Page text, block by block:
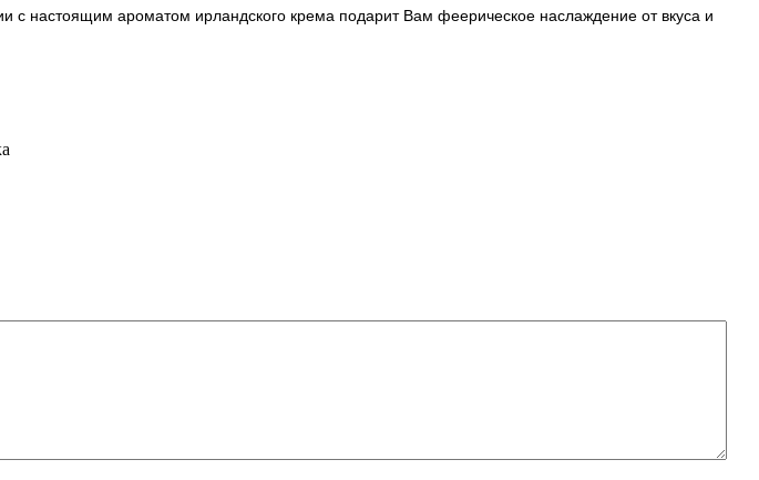
настоящим ароматом ирландского крема подарит Вам феерическое наслаждение от вкуса и